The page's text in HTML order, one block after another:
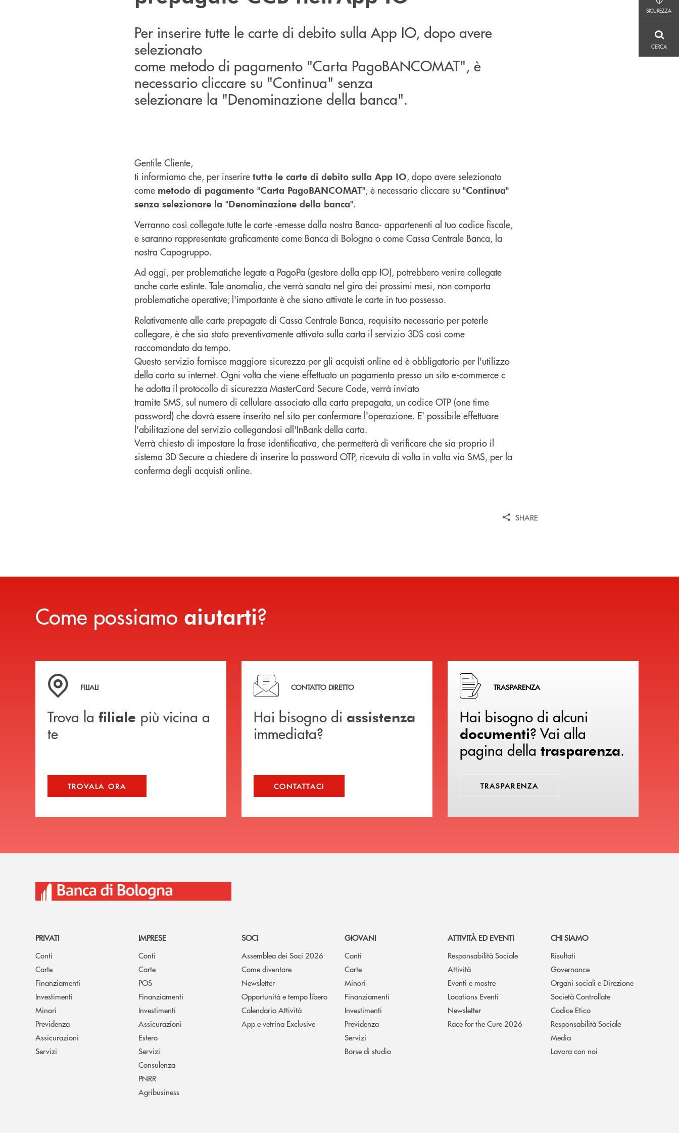
SICUREZZA
CERCA
Per inserire tutte le carte di debito sulla App IO, dopo avere
selezionato
come metodo di pagamento "Carta PagoBANCOMAT", è
necessario cliccare su "Continua" senza
selezionare la "Denominazione della banca".
Gentile Cliente,
ti informiamo che, per inserire tutte le carte di debito sulla App IO, dopo avere selezionato
come metodo di pagamento "Carta PagoBANCOMAT", è necessario cliccare su "Continua"
senza selezionare la "Denominazione della banca".
Verranno così collegate tutte le carte -emesse dalla nostra Banca- appartenenti al tuo codice fiscale,
e saranno rappresentate graficamente come Banca di Bologna o come Cassa Centrale Banca, la
nostra Capogruppo.
Ad oggi, per problematiche legate a PagoPa (gestore della app IO), potrebbero venire collegate
anche carte estinte. Tale anomalia, che verrà sanata nel giro dei prossimi mesi, non comporta
problematiche operative; l'importante è che siano attivate le carte in tuo possesso.
Relativamente alle carte prepagate di Cassa Centrale Banca, requisito necessario per poterle
collegare, è che sia stato preventivamente attivato sulla carta il servizio 3DS così come
raccomandato da tempo.
Questo servizio fornisce maggiore sicurezza per gli acquisti online ed è obbligatorio per l'utilizzo
della carta su internet. Ogni volta che viene effettuato un pagamento presso un sito e-commerce c
he adotta il protocollo di sicurezza MasterCard Secure Code, verrà inviato
tramite SMS, sul numero di cellulare associato alla carta prepagata, un codice OTP (one time
password) che dovrà essere inserito nel sito per confermare l'operazione. E' possibile effettuare
l'abilitazione del servizio collegandosi all'InBank della carta.
Verrà chiesto di impostare la frase identificativa, che permetterà di verificare che sia proprio il
sistema 3D Secure a chiedere di inserire la password OTP, ricevuta di volta in volta via SMS, per la
conferma degli acquisti online.
SHARE
Come possiamo aiutarti?
Trova la filiale più vicina a te
FILIALI
Trova la filiale più vicina a
te
TROVALA ORA
Hai bisogno di assistenza immediata?
CONTATTO DIRETTO
Hai bisogno di assistenza
immediata?
CONTATTACI
Hai bisogno di alcuni documenti ? Vai alla pagina della
TRASPARENZA
Hai bisogno di alcuni
documenti? Vai alla
pagina della trasparenza.
TRASPARENZA
PRIVATI
Conti
Carte
Finanziamenti
Investimenti
Minori
Previdenza
Assicurazioni
Servizi
IMPRESE
Conti
Carte
POS
Finanziamenti
Investimenti
Assicurazioni
Estero
Servizi
Consulenza
PNRR
Agribusiness
SOCI
Assemblea dei Soci 2026
Come diventare
Newsletter
Opportunità e tempo libero
Calendario Attività
App e vetrina Exclusive
GIOVANI
Conti
Carte
Minori
Finanziamenti
Investimenti
Previdenza
Servizi
Borse di studio
ATTIVITÀ ED EVENTI
Responsabilità Sociale
Attività
Eventi e mostre
Locations Eventi
Newsletter
Race for the Cure 2026
CHI SIAMO
Risultati
Governance
Organi sociali e Direzione
Società Controllate
Codice Etico
Responsabilità Sociale
Media
Lavora con noi